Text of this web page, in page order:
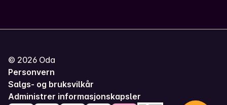
© 2026 Oda
Personvern
Salgs- og bruksvilkår
Administrer informasjonskapsler